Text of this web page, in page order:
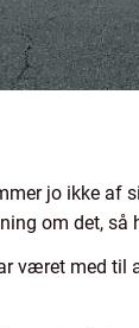
jo ikke af
om det,
været med til